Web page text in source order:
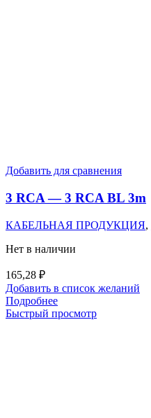
Добавить для сравнения
3 RCA — 3 RCA BL 3m
КАБЕЛЬНАЯ ПРОДУКЦИЯ,
Нет в наличии
165,28 ₽
Добавить в список желаний
Подробнее
Быстрый просмотр